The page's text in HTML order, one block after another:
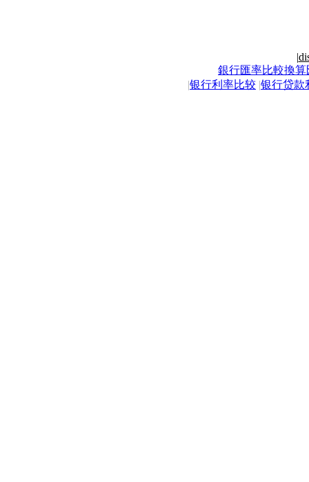
|
銀行匯率比較換算
|银行利率比较 |银行贷款